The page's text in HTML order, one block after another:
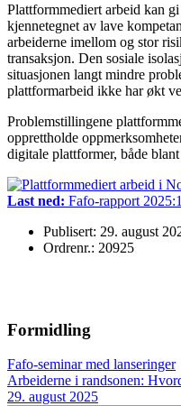
Plattformmediert arbeid kan
kjennetegnet av lave
arbeiderne imellom og stor
transaksjon. Den sosiale
situasjonen langt mindre
plattformarbeid ikke har økt
Problemstillingene
opprettholde
digitale plattformer, både
Last ned: Fafo-rapport
Publisert: 29. august
Ordrenr.: 20925
Formidling
Fafo-seminar med lanseringer
Arbeiderne i randsonen:
29. august 2025